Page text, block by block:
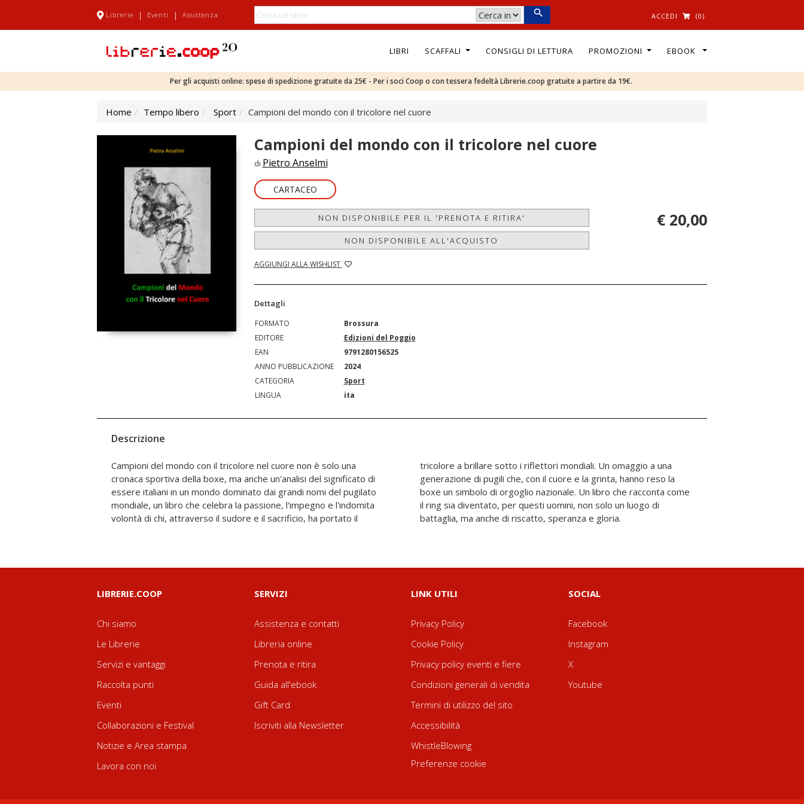
Librerie | Eventi | Assistenza ACCEDI (0)
LIBRI SCAFFALI CONSIGLI DI LETTURA PROMOZIONI EBOOK
Per gli acquisti online: spese di spedizione gratuite da 25€ - Per i soci Coop o con tessera fedeltà Librerie.coop gratuite a partire da 19€.
Home Tempo libero Sport Campioni del mondo con il tricolore nel cuore
Campioni del mondo con il tricolore nel cuore
di Pietro Anselmi
CARTACEO
NON DISPONIBILE PER IL 'PRENOTA E RITIRA'
NON DISPONIBILE ALL'ACQUISTO
AGGIUNGI ALLA WISHLIST
€ 20,00
Dettagli
FORMATO
Brossura
EDITORE
Edizioni del Poggio
EAN
9791280156525
ANNO PUBBLICAZIONE
2024
CATEGORIA
Sport
LINGUA
ita
Descrizione
Campioni del mondo con il tricolore nel cuore non è solo una
cronaca sportiva della boxe, ma anche un'analisi del significato di
essere italiani in un mondo dominato dai grandi nomi del pugilato
mondiale, un libro che celebra la passione, l'impegno e l'indomita
volontà di chi, attraverso il sudore e il sacrificio, ha portato il
tricolore a brillare sotto i riflettori mondiali. Un omaggio a una
generazione di pugili che, con il cuore e la grinta, hanno reso la
boxe un simbolo di orgoglio nazionale. Un libro che racconta come
il ring sia diventato, per questi uomini, non solo un luogo di
battaglia, ma anche di riscatto, speranza e gloria.
LIBRERIE.COOP
Chi siamo
Le Librerie
Servizi e vantaggi
Raccolta punti
Eventi
Collaborazioni e Festival
Notizie e Area stampa
Lavora con noi
SERVIZI
Assistenza e contatti
Libreria online
Prenota e ritira
Guida all'ebook
Gift Card
Iscriviti alla Newsletter
LINK UTILI
Privacy Policy
Cookie Policy
Privacy policy eventi e fiere
Condizioni generali di vendita
Termini di utilizzo del sito
Accessibilità
WhistleBlowing
Preferenze cookie
SOCIAL
Facebook
Instagram
X
Youtube